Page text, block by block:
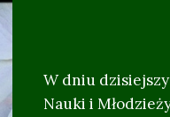
W dniu
Nauki i